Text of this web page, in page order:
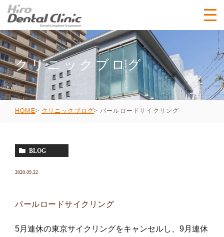
クリニックブログ
HOME クリニックブログ パールロードサイクリング
BLOG
2020.09.22
パールロードサイクリング
5月連休の東京サイクリングをキャンセルし、9月連休